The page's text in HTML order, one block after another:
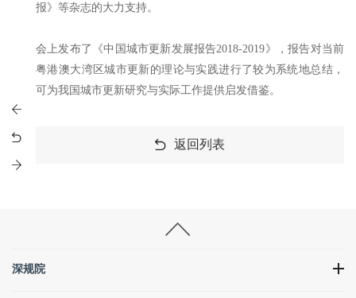
报》等杂志的大力支持。
会上发布了《中国城市更新发展报告2018-2019》，报告对当前
粤港澳大湾区城市更新的理论与实践进行了较为系统地总结，
可为我国城市更新研究与实际工作提供启发借鉴。
返回列表
深规院